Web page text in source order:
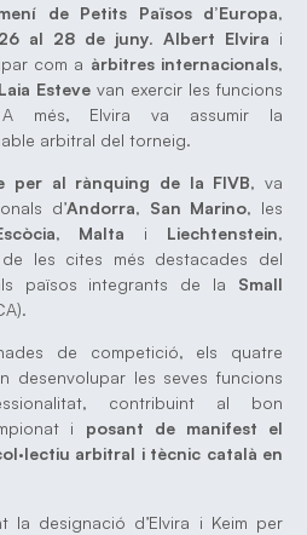
de Petits Països d’Europa,
al 28 de juny. Albert Elvira i
com a àrbitres internacionals,
Laia Esteve van exercir les funcions
més, Elvira va assumir la
arbitral del torneig.
per al rànquing de la FIVB, va
d’Andorra, San Marino, les
, Malta i Liechtenstein,
les cites més destacades del
països integrants de la Small
de competició, els quatre
desenvolupar les seves funcions
contribuint al bon
i posant de manifest el
arbitral i tècnic català en
la designació d’Elvira i Keim per